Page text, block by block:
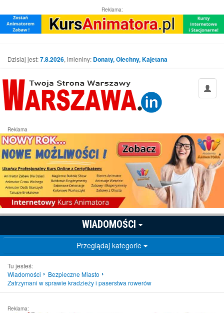
Reklama:
Dzisiaj jest:7.8.2026, imieniny: Donaty, Olechny, Kajetana
Reklama
WIADOMOŚCI
Przeglądaj kategorie
Tu jesteś:
Wiadomości
Bezpieczne Miasto
Zatrzymani w sprawie kradzieży i paserstwa rowerów
Reklama: